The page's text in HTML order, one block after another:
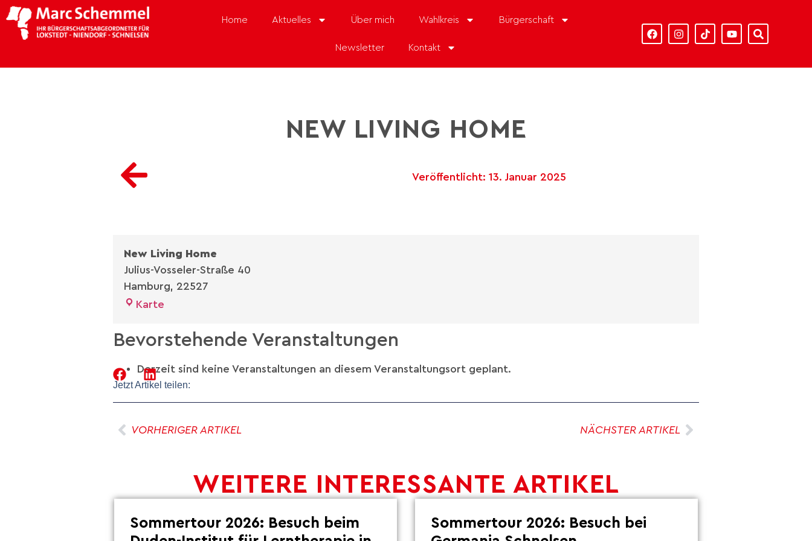
Home Aktuelles Über mich Wahlkreis Bürgerschaft
Newsletter Kontakt
NEW LIVING HOME
Veröffentlicht: 13. Januar 2025
New Living Home
Julius-Vosseler-Straße 40
Hamburg, 22527
Karte
Bevorstehende Veranstaltungen
Derzeit sind keine Veranstaltungen an diesem Veranstaltungsort geplant.
Jetzt Artikel teilen:
VORHERIGER ARTIKEL NÄCHSTER ARTIKEL
WEITERE INTERESSANTE ARTIKEL
Sommertour 2026: Besuch beim
Sommertour 2026: Besuch bei